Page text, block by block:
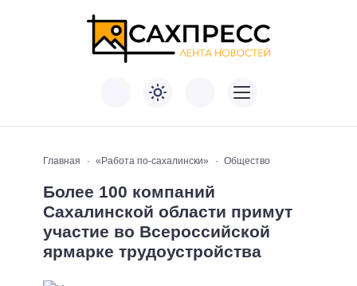
Главная «Работа по-сахалински» Общество
Более 100 компаний
Сахалинской области примут
участие во Всероссийской
ярмарке трудоустройства